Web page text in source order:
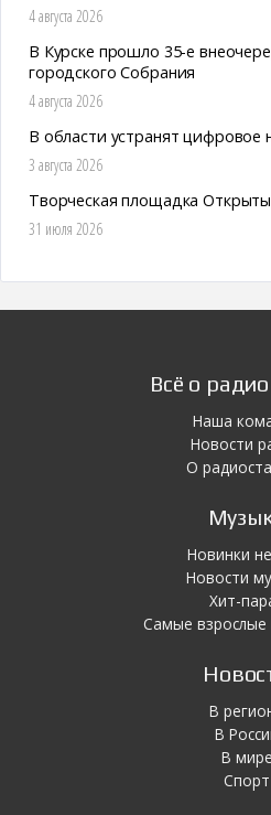
4 августа 2026
В Курске прошло 35-е
городского Собрания
4 августа 2026
В области устранят цифровое
3 августа 2026
Творческая площадка
31 июля 2026
Всё о
Наша
Новости
О
Новинки
Новости
Хит-
Самые взрослые
В
В
В мире
Спорт